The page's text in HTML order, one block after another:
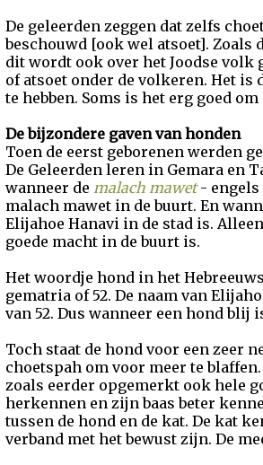
De geleerden zeggen dat zelfs
beschouwd [ook wel atsoet]. Zoals
dit wordt ook over het Joodse volk
of atsoet onder de volkeren. Het
te hebben. Soms is het erg goed
De bijzondere gaven van honden
Toen de eerst geborenen werden
De Geleerden leren in Gemara en
wanneer de malach mawet - engels
malach mawet in de buurt. En
Elijahoe Hanavi in de stad is.
goede macht in de buurt is.
Het woordje hond in het
gematria of 52. De naam van
van 52. Dus wanneer een hond blij
Toch staat de hond voor een zeer
choetspah om voor meer te
zoals eerder opgemerkt ook hele
herkennen en zijn baas beter
tussen de hond en de kat. De kat
verband met het bewust zijn. De